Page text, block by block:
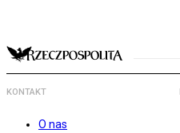
KONTAKT
O nas